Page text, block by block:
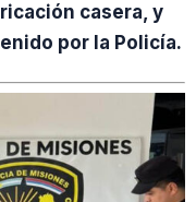
casera, y
por la Policía.